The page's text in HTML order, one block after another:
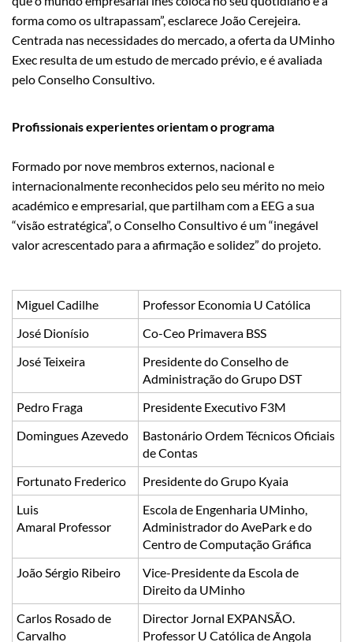
forma como os ultrapassam”, esclarece João Cerejeira.
Centrada nas necessidades do mercado, a oferta da UMinho
Exec resulta de um estudo de mercado prévio, e é avaliada
pelo Conselho Consultivo.
Profissionais experientes orientam o programa
Formado por nove membros externos, nacional e
internacionalmente reconhecidos pelo seu mérito no meio
académico e empresarial, que partilham com a EEG a sua
“visão estratégica”, o Conselho Consultivo é um “inegável
valor acrescentado para a afirmação e solidez” do projeto.
​Miguel Cadilhe
​Professor Economia U Católica
​José Dionísio
​Co-Ceo Primavera BSS
​José Teixeira
​Presidente do Conselho de
Administração do Grupo DST
​Pedro Fraga
​Presidente Executivo F3M
​Domingues Azevedo
​Bastonário Ordem Técnicos Oficiais
de Contas
​Fortunato Frederico
​Presidente do Grupo Kyaia
​Luis
Amaral Professor
​Escola de Engenharia UMinho,
Administrador do AvePark e do
Centro de Computação Gráfica
​João Sérgio Ribeiro
​Vice-Presidente da Escola de
Direito da UMinho
​Carlos Rosado de
Carvalho
​Director Jornal EXPANSÃO.
Professor U Católica de Angola